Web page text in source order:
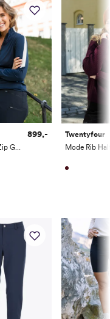
80-83 174-182
81-84 174-182
82-85 174-182
82-85 174-182
82-85 174-182
82-85 174-182
82-85 174-182
Aurora Half Zip Genser
899,- Twentyfour